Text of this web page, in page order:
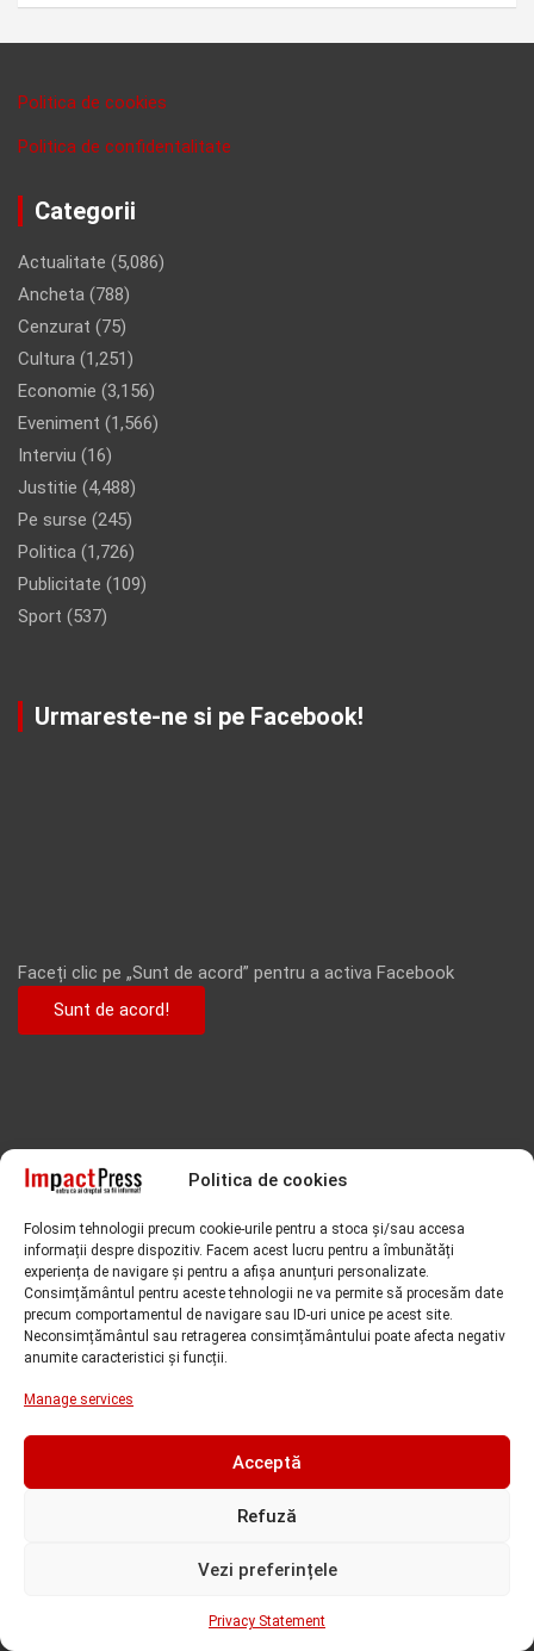
Politica de cookies
Folosim tehnologii precum cookie-urile pentru a stoca și/sau accesa
informații despre dispozitiv. Facem acest lucru pentru a îmbunătăți
experiența de navigare și pentru a afișa anunțuri personalizate.
Consimțământul pentru aceste tehnologii ne va permite să procesăm date
precum comportamentul de navigare sau ID-uri unice pe acest site.
Neconsimțământul sau retragerea consimțământului poate afecta negativ
anumite caracteristici și funcții.
Manage services
Acceptă
Refuză
Vezi preferințele
Privacy Statement
Politica de cookies
Politica de confidentalitate
Categorii
Actualitate (5,086)
Ancheta (788)
Cenzurat (75)
Cultura (1,251)
Economie (3,156)
Eveniment (1,566)
Interviu (16)
Justitie (4,488)
Pe surse (245)
Politica (1,726)
Publicitate (109)
Sport (537)
Urmareste-ne si pe Facebook!
Faceți clic pe „Sunt de acord” pentru a activa Facebook
Sunt de acord!
Subiecte căutate de cititori
Cornel Samartinean Covid-19
deces demisie
Dominic Fritz dosar penal
Gruparea de Jandarmi Mobila Timisoara